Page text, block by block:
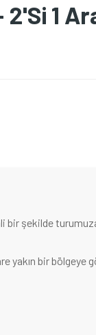
2'si 1
bir şekilde
yakın bir bölgeye